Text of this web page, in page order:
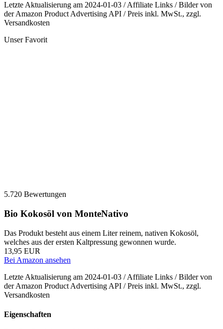
Letzte Aktualisierung am 2024-01-03 / Affiliate Links / Bilder von
der Amazon Product Advertising API / Preis inkl. MwSt., zzgl.
Versandkosten
Unser Favorit
5.720 Bewertungen
Bio Kokosöl von MonteNativo
Das Produkt besteht aus einem Liter reinem, nativen Kokosöl,
welches aus der ersten Kaltpressung gewonnen wurde.
13,95 EUR
Bei Amazon ansehen
Letzte Aktualisierung am 2024-01-03 / Affiliate Links / Bilder von
der Amazon Product Advertising API / Preis inkl. MwSt., zzgl.
Versandkosten
Eigenschaften